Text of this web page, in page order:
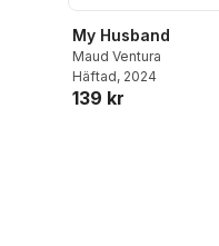
My Husband
Maud Ventura
Häftad, 2024
139 kr